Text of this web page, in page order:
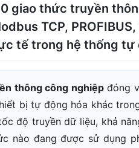
giao thức truyền
TCP,
tế trong hệ thống tự
thông công nghiệpđóng
bị tự động hóa khác
độ truyền dữ liệu, khả
nào đang được sử dụng